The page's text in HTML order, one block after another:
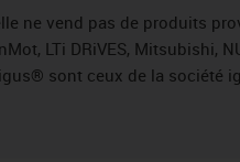
ne vend pas de produits
LTi DRiVES,
sont ceux de la société